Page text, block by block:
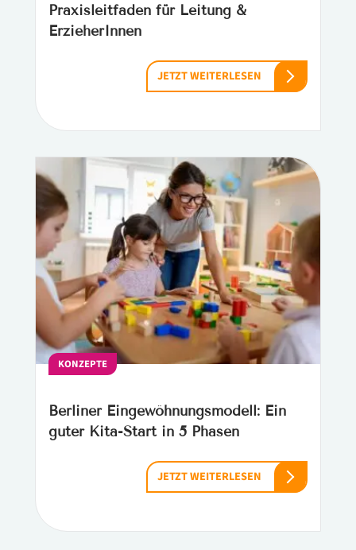
Praxisleitfaden für Leitung &
ErzieherInnen
JETZT WEITERLESEN
KONZEPTE
Berliner Eingewöhnungsmodell: Ein
guter Kita-Start in 5 Phasen
JETZT WEITERLESEN